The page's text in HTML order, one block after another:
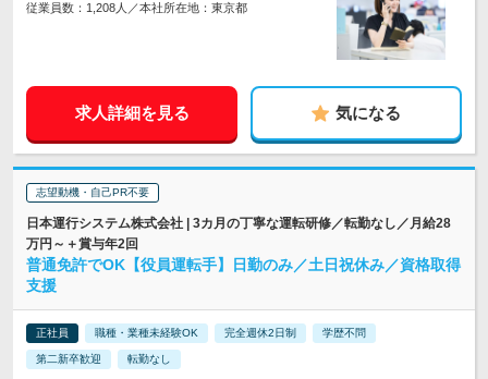
従業員数：1,208人／本社所在地：東京都
求人詳細を見る 気になる
志望動機・自己PR不要
日本運行システム株式会社 | 3カ月の丁寧な運転研修／転勤なし／月給28
万円～＋賞与年2回
普通免許でOK【役員運転手】日勤のみ／土日祝休み／資格取得
支援
正社員 職種・業種未経験OK 完全週休2日制 学歴不問
第二新卒歓迎 転勤なし